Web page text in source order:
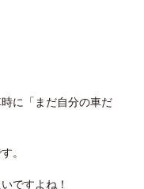
に「まだ自分の車だ
。
ですよね！